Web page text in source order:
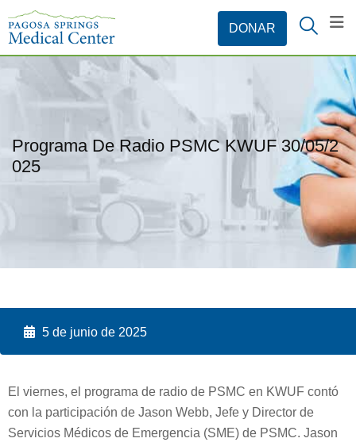
Programa De Radio PSMC KWUF 30/05/2
025
5 de junio de 2025
El viernes, el programa de radio de PSMC en KWUF contó
con la participación de Jason Webb, Jefe y Director de
Servicios Médicos de Emergencia (SME) de PSMC. Jason